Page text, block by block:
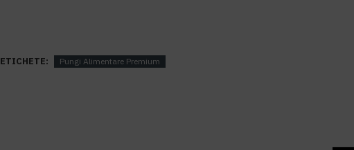
ETICHETE: Pungi Alimentare Premium